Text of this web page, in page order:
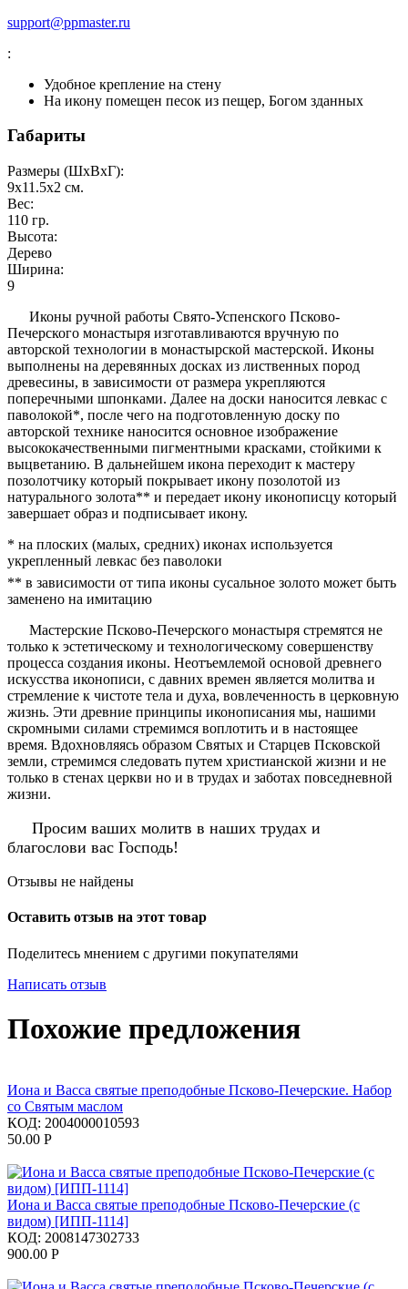
support@ppmaster.ru
:
Удобное крепление на стену
На икону помещен песок из пещер, Богом зданных
Габариты
Размеры (ШxВxГ):
9x11.5x2 см.
Вес:
110 гр.
Высота:
Дерево
Ширина:
9
Иконы ручной работы Свято-Успенского Псково-
Печерского монастыря изготавливаются вручную по
авторской технологии в монастырской мастерской. Иконы
выполнены на деревянных досках из лиственных пород
древесины, в зависимости от размера укрепляются
поперечными шпонками. Далее на доски наносится левкас с
паволокой*, после чего на подготовленную доску по
авторской технике наносится основное изображение
высококачественными пигментными красками, стойкими к
выцветанию. В дальнейшем икона переходит к мастеру
позолотчику который покрывает икону позолотой из
натурального золота** и передает икону иконописцу который
завершает образ и подписывает икону.
* на плоских (малых, средних) иконах используется
укрепленный левкас без паволоки
** в зависимости от типа иконы сусальное золото может быть
заменено на имитацию
Мастерские Псково-Печерского монастыря стремятся не
только к эстетическому и технологическому совершенству
процесса создания иконы. Неотъемлемой основой древнего
искусства иконописи, с давних времен является молитва и
стремление к чистоте тела и духа, вовлеченность в церковную
жизнь. Эти древние принципы иконописания мы, нашими
скромными силами стремимся воплотить и в настоящее
время. Вдохновляясь образом Святых и Старцев Псковской
земли, стремимся следовать путем христианской жизни и не
только в стенах церкви но и в трудах и заботах повседневной
жизни.
Просим ваших молитв в наших трудах и
благослови вас Господь!
Отзывы не найдены
Оставить отзыв на этот товар
Поделитесь мнением с другими покупателями
Написать отзыв
Похожие предложения
Иона и Васса святые преподобные Псково-Печерские. Набор
со Святым маслом
КОД: 2004000010593
50.00 Р
Иона и Васса святые преподобные Псково-Печерские (с
видом) [ИПП-1114]
КОД: 2008147302733
900.00 Р